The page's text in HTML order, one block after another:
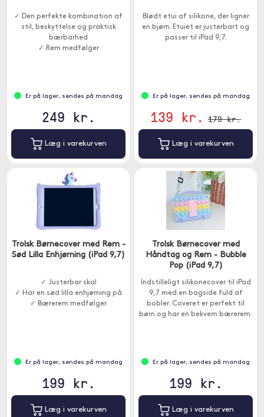
✓ Den perfekte kombination af
stil, beskyttelse og praktisk
bærbarhed
✓ Rem medfølger
Er på lager, sendes på mandag
249 kr.
Læg i varekurven
Blødt etui af silikone, der ligner
en bjørn. Etuiet er justerbart og
passer til iPad 9,7.
Er på lager, sendes på mandag
139 kr. 179 kr.
Læg i varekurven
Trolsk Børnecover med Rem -
Sød Lilla Enhjørning (iPad 9,7)
✓ Justerbar skal
✓ Har en sød lilla enhjørning på
✓ Bærerem medfølger
Er på lager, sendes på mandag
199 kr.
Læg i varekurven
Trolsk Børnecover med
Håndtag og Rem - Bubble
Pop (iPad 9,7)
Indstilleligt silikonecover til iPad
9,7 med en bagside fuld af
bobler. Coveret er perfekt til
børn og har en bekvem bærerem.
Er på lager, sendes på mandag
199 kr.
Læg i varekurven